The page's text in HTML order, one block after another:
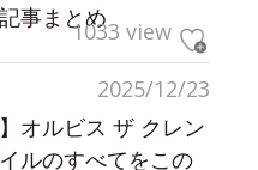
事まとめ1033 view
2025/12/23
】オルビス ザ クレン
ルのすべてをこの